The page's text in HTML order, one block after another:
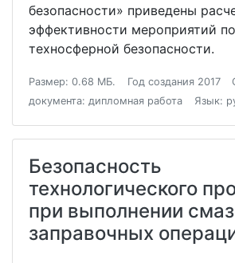
безопасности» приведены
эффективности мероприятий
техносферной безопасности.
Размер: 0.68 МБ. Год создания 2017
документа: дипломная работа
Язык:
Безопасность
технологического
при выполнении
заправочных